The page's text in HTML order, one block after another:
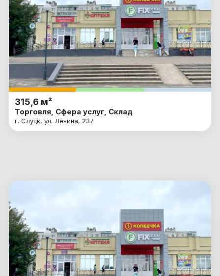
315,6 м²
Торговля, Сфера услуг, Склад
г. Слуцк, ул. Ленина, 237